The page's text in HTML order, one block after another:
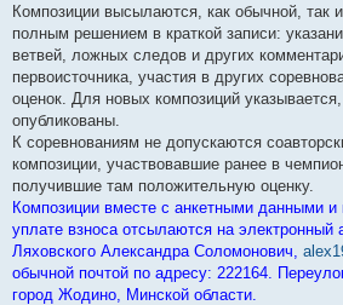
Композиции высылаются, как обычной, так
полным решением в краткой записи:
ветвей, ложных следов и других
первоисточника, участия в других
оценок. Для новых композиций
опубликованы.
К соревнованиям не допускаются
композиции, участвовавшие ранее в
получившие там положительную оценку.
Композиции вместе с анкетными данными и
уплате взноса отсылаются на электронный
Ляховского Александра Соломонович,
обычной почтой по адресу: 222164.
город Жодино, Минской области.